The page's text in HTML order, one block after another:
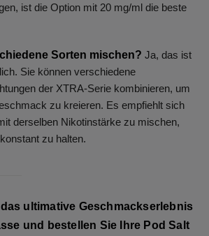
ist die Option mit 20 mg/ml die beste
Sorten mischen? Ja, das ist
Sie können verschiedene
der XTRA-Serie kombinieren, um
zu kreieren. Es empfiehlt sich
derselben Nikotinstärke zu mischen,
zu halten.
ultimative Geschmackserlebnis
und bestellen Sie Ihre Pod Salt